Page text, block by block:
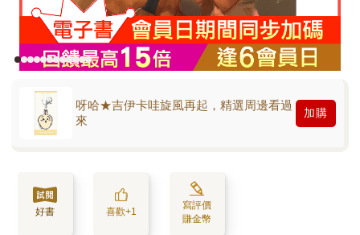
呀哈★吉伊卡哇旋風再起，精選周邊看過
來
加購
好書 喜歡+1
寫評價
賺金幣